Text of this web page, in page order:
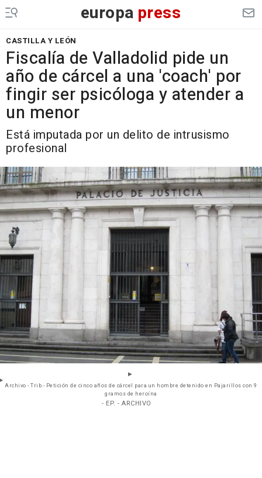
europa press
CASTILLA Y LEÓN
Fiscalía de Valladolid pide un
año de cárcel a una 'coach' por
fingir ser psicóloga y atender a
un menor
Está imputada por un delito de intrusismo
profesional
Archivo - Trib.- Petición de cinco años de cárcel para un hombre detenido en Pajarillos con 9
gramos de heroína
- EP. - ARCHIVO